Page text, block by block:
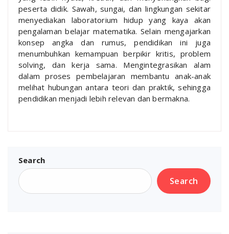
peserta didik. Sawah, sungai, dan lingkungan sekitar
menyediakan laboratorium hidup yang kaya akan
pengalaman belajar matematika. Selain mengajarkan
konsep angka dan rumus, pendidikan ini juga
menumbuhkan kemampuan berpikir kritis, problem
solving, dan kerja sama. Mengintegrasikan alam
dalam proses pembelajaran membantu anak-anak
melihat hubungan antara teori dan praktik, sehingga
pendidikan menjadi lebih relevan dan bermakna.
Search
Search